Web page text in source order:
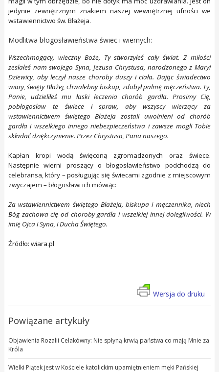
jedynie zewnętrznym znakiem naszej wewnętrznej ufności we
wstawiennictwo św. Błażeja.
Modlitwa błogosławieństwa świec i wiernych:
Wszechmogący, wieczny Boże, Ty stworzyłeś cały świat. Z miłości
zesłałeś nam swojego Syna, Jezusa Chrystusa, narodzonego z Maryi
Dziewicy, aby leczył nasze choroby duszy i ciała. Dając świadectwo
wiary, święty Błażej, chwalebny biskup, zdobył palmę męczeństwa. Ty,
Panie, udzieliłeś mu łaski leczenia chorób gardła. Prosimy Cię,
pobłogosław te świece i spraw, aby wszyscy wierzący za
wstawiennictwem świętego Błażeja zostali uwolnieni od chorób
gardła i wszelkiego innego niebezpieczeństwa i zawsze mogli Tobie
składać dziękczynienie. Przez Chrystusa, Pana naszego.
Kapłan kropi wodą święconą zgromadzonych oraz świece.
Następnie wierni proszący o błogosławieństwo podchodzą do
celebransa, który – posługując się świecami zgodnie z miejscowym
zwyczajem – błogosławi ich mówiąc:
Za wstawiennictwem świętego Błażeja, biskupa i męczennika, niech
Bóg zachowa cię od choroby gardła i wszelkiej innej dolegliwości. W
imię Ojca i Syna, i Ducha Świętego.
Źródło: wiara.pl
Wersja do druku
Powiązane artykuły
Objawienia Rozalii Celakówny: Nie spłyną krwią państwa co mają Mnie za
Króla
Wielki Piątek jest w Kościele katolickim upamiętnieniem męki Pańskiej